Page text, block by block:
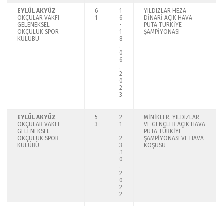
EYLÜL AKYÜZ
OKÇULAR VAKFI
GELENEKSEL
OKÇULUK SPOR
KULÜBÜ
6
1
1
6
-
1
8
.
0
6
.
2
0
2
3
YILDIZLAR HEZA
DİNARİ AÇIK HAVA
PUTA TÜRKİYE
ŞAMPİYONASI
EYLÜL AKYÜZ
OKÇULAR VAKFI
GELENEKSEL
OKÇULUK SPOR
KULÜBÜ
5
3
2
1
-
2
3
.1
0
.
2
0
2
2
MİNİKLER, YILDIZLAR
VE GENÇLER AÇIK HAVA
PUTA TÜRKİYE
ŞAMPİYONASI VE HAVA
KOŞUSU